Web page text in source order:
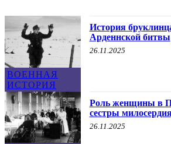
ВОЕННАЯ
ИСТОРИЯ
История
Арденнской битвы
26.11.2025
Роль женщины в
сестры
26.11.2025